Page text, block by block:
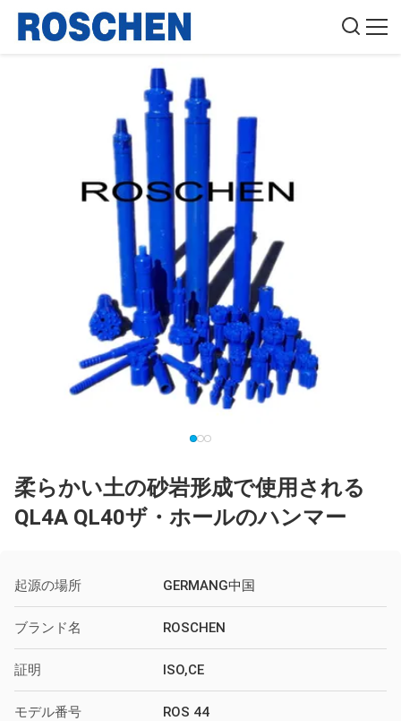
柔らかい土の砂岩形成で使用される
QL4A QL40ザ・ホールのハンマー
起源の場所 GERMANG中国
ブランド名 ROSCHEN
証明 ISO,CE
モデル番号 ROS 44